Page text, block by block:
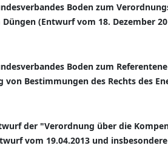
Boden zum
(Entwurf vom 18. Dezember
Boden zum
von Bestimmungen des Rechts des
der "Verordnung über die
vom 19.04.2013 und